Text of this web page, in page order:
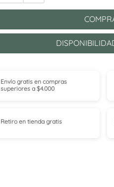
Envío gratis en compras
superiores a $4.000
Retiro en tienda gratis